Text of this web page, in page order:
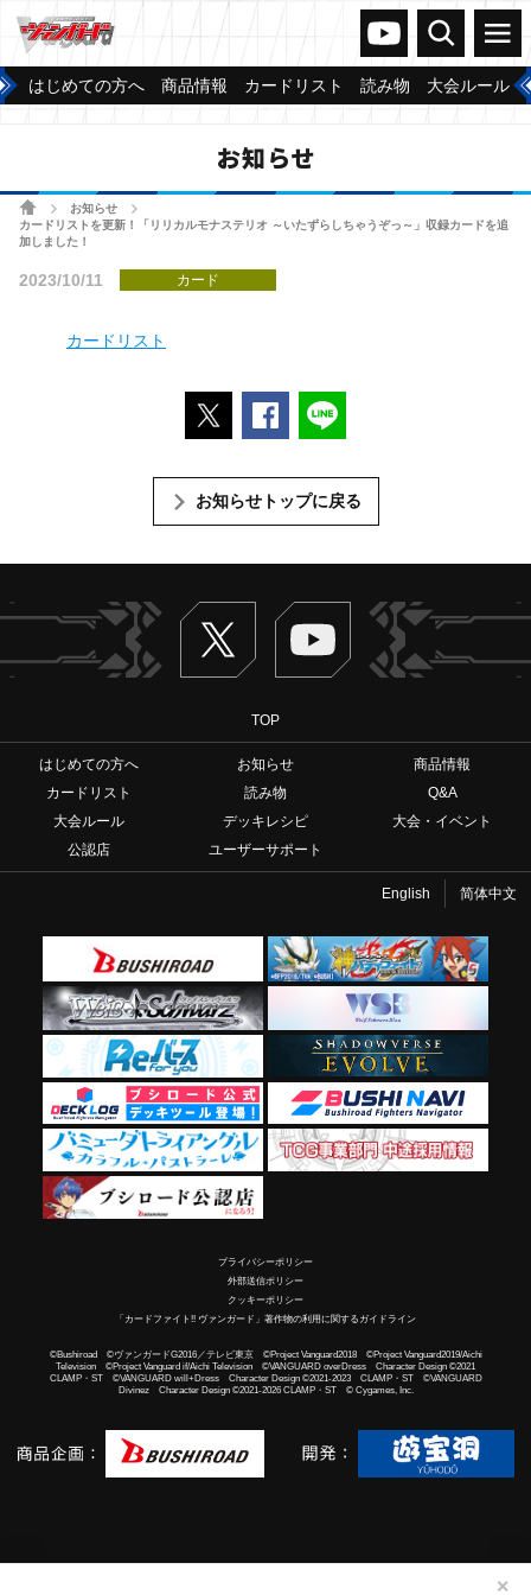
✕
ヴァンガードch
検索 メニュー
はじめての方へ 商品情報 カードリスト 読み物 大会ルール
お知らせ
ホームお知らせ
カードリストを更新！「リリカルモナステリオ ～いたずらしちゃうぞっ～」収録カードを追
加しました！
2023/10/11 カード
カードリスト
ポストするFacebookでシェアする
お知らせトップに戻る
Twitter ヴァンガードch
TOP
はじめての方へ お知らせ
商品情報
カードリスト
読み物
Q&A
大会ルール
デッキレシピ
大会・イベント
公認店
ユーザーサポート
English 简体中文
プライバシーポリシー
外部送信ポリシー
クッキーポリシー
「カードファイト!! ヴァンガード」著作物の利用に関するガイドライン
©Bushiroad ©ヴァンガードG2016／テレビ東京 ©Project Vanguard2018 ©Project Vanguard2019/Aichi
Television ©Project Vanguard if/Aichi Television ©VANGUARD overDress Character Design ©2021
CLAMP・ST ©VANGUARD will+Dress Character Design ©2021-2023 CLAMP・ST ©VANGUARD
Divinez Character Design ©2021-2026 CLAMP・ST © Cygames, Inc.